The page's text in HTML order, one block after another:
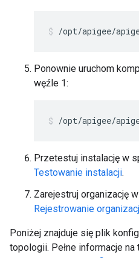
/opt/apigee/
Ponownie uruchom
węźle 1:
/opt/apigee/
Przetestuj instalację w
Testowanie instalacji.
Zarejestruj organizację
Rejestrowanie
Poniżej znajduje się plik
topologii. Pełne informacje na